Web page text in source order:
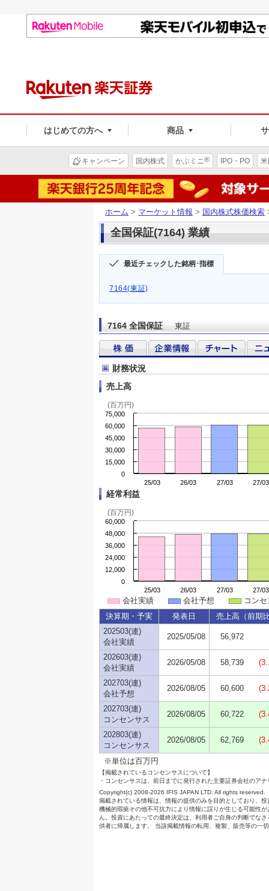
はじめての方へ 商品
キャンペーン 国内株式 かぶミニ® IPO・PO
ホーム > マーケット情報 > 国内株式株価検索
全国保証(7164) 業績
最近チェックした銘柄･指標
7164(東証)
7164 全国保証 東証